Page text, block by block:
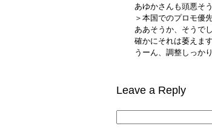
あゆかさんも頭悪そ
＞本国でのプロモ優
ああそうか、そうでし
確かにそれは萎えます
うーん、調整しっか
Leave a Reply